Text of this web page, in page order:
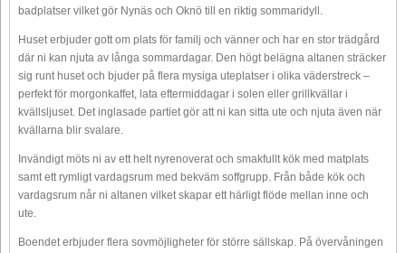
badplatser vilket gör Nynäs och Oknö till en riktig sommaridyll.
Huset erbjuder gott om plats för familj och vänner och har en stor trädgård
där ni kan njuta av långa sommardagar. Den högt belägna altanen sträcker
sig runt huset och bjuder på flera mysiga uteplatser i olika väderstreck –
perfekt för morgonkaffet, lata eftermiddagar i solen eller grillkvällar i
kvällsljuset. Det inglasade partiet gör att ni kan sitta ute och njuta även när
kvällarna blir svalare.
Invändigt möts ni av ett helt nyrenoverat och smakfullt kök med matplats
samt ett rymligt vardagsrum med bekväm soffgrupp. Från både kök och
vardagsrum når ni altanen vilket skapar ett härligt flöde mellan inne och
ute.
Boendet erbjuder flera sovmöjligheter för större sällskap. På övervåningen